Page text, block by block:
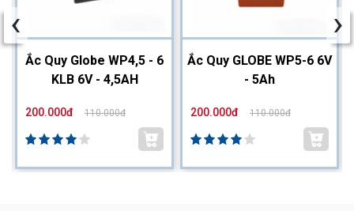
Ắc Quy Globe WP4,5 - 6
KLB 6V - 4,5AH
200.000đ 110.000đ
Ắc Quy GLOBE WP5-6 6V
- 5Ah
200.000đ 110.000đ
‹ ›